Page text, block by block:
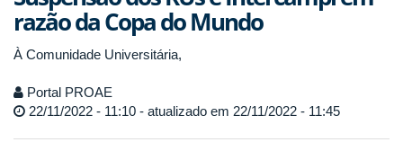
razão da Copa do Mundo
À Comunidade Universitária,
Portal PROAE
22/11/2022 - 11:10 - atualizado em 22/11/2022 - 11:45